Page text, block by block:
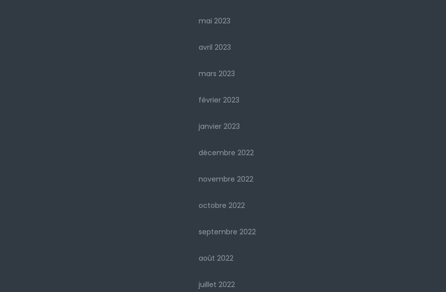
mai 2023
avril 2023
mars 2023
février 2023
janvier 2023
décembre 2022
novembre 2022
octobre 2022
septembre 2022
août 2022
juillet 2022